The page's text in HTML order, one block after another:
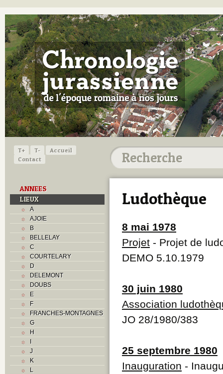
T+ T-
Accueil
Contact
ANNEES
LIEUX
A
AJOIE
B
BELLELAY
C
COURTELARY
D
DELEMONT
DOUBS
E
F
FRANCHES-MONTAGNES
G
H
I
J
K
L
Ludothèque
8 mai 1978
Projet - Projet de
DEMO 5.10.1979
30 juin 1980
Association
JO 28/1980/383
25 septembre 1980
Inauguration -